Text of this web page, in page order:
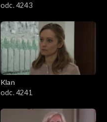
odc. 4243
Klan
odc. 4241